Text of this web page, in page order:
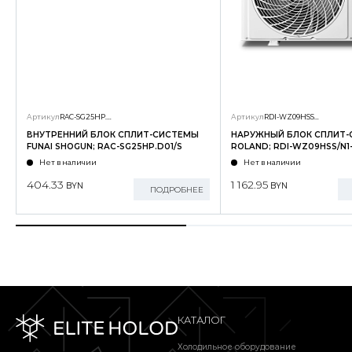
Артикул RAC-SG25HP.D01/S
ВНУТРЕННИЙ БЛОК СПЛИТ-СИСТЕМЫ
FUNAI SHOGUN; RAC-SG25HP.D01/S
Нет в наличии
404.33 BYN ПОДРОБНЕЕ
Артикул RDI-WZ09HSS/N1-OUT
НАРУЖНЫЙ БЛОК
ROLAND; RDI-WZ09HSS/
Нет в наличии
1 162.95 BYN
КАТАЛОГ
Холодильное оборудование